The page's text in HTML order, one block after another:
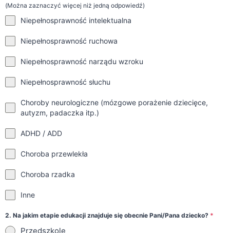
(Można zaznaczyć więcej niż jedną odpowiedź)
Niepełnosprawność intelektualna
Niepełnosprawność ruchowa
Niepełnosprawność narządu wzroku
Niepełnosprawność słuchu
Choroby neurologiczne (mózgowe porażenie dziecięce,
autyzm, padaczka itp.)
ADHD / ADD
Choroba przewlekła
Choroba rzadka
Inne
2. Na jakim etapie edukacji znajduje się obecnie Pani/Pana dziecko? *
Przedszkole